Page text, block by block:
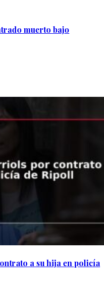
muerto bajo
a su hija en policía